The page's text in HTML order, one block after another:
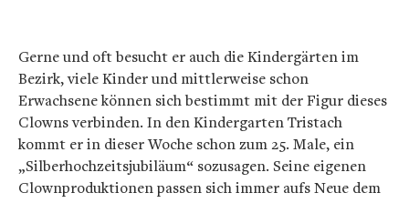
Gerne und oft besucht er auch die Kindergärten im
Bezirk, viele Kinder und mittlerweise schon
Erwachsene können sich bestimmt mit der Figur dieses
Clowns verbinden. In den Kindergarten Tristach
kommt er in dieser Woche schon zum 25. Male, ein
„Silberhochzeitsjubiläum“ sozusagen. Seine eigenen
Clownproduktionen passen sich immer aufs Neue dem